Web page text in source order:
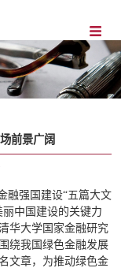
前景广阔
融强国建设“五篇大文
中国建设的关键力
华大学国家金融研究
绕我国绿色金融发展
文章，为推动绿色金